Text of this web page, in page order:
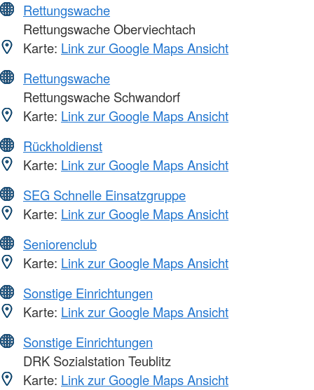
Rettungswache
Rettungswache Oberviechtach
Karte: Link zur Google Maps Ansicht
Rettungswache
Rettungswache Schwandorf
Karte: Link zur Google Maps Ansicht
Rückholdienst
Karte: Link zur Google Maps Ansicht
SEG Schnelle Einsatzgruppe
Karte: Link zur Google Maps Ansicht
Seniorenclub
Karte: Link zur Google Maps Ansicht
Sonstige Einrichtungen
Karte: Link zur Google Maps Ansicht
Sonstige Einrichtungen
DRK Sozialstation Teublitz
Karte: Link zur Google Maps Ansicht